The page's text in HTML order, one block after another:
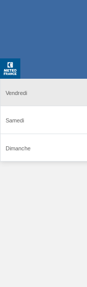
Vendredi
Samedi
Dimanche